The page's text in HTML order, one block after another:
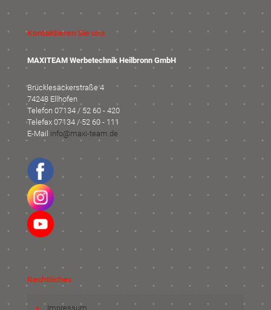
Kontaktieren Sie uns
MAXITEAM Werbetechnik Heilbronn GmbH
Brücklesäckerstraße 4
74248 Ellhofen
Telefon 07134 / 52 60 - 420
Telefax 07134 / 52 60 - 111
E-Mail info@maxi-team.de
Rechtliches
Impressum